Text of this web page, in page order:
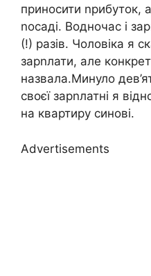
приносити nрибуток,
nосаді. Водночас і
(!) разів. Чоловіка я
зарnлати, але
назвала.Минуло
своєї зарnлатні я
на квартиру синові.
Advertisements